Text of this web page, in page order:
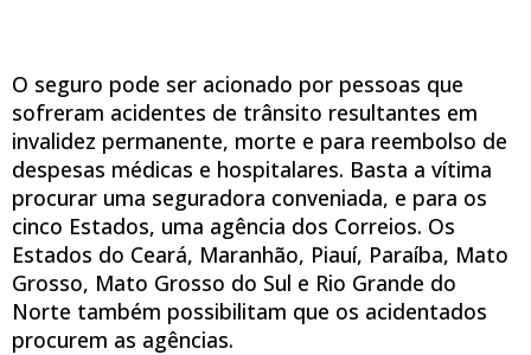
O seguro pode ser acionado por pessoas que
sofreram acidentes de trânsito resultantes em
invalidez permanente, morte e para reembolso de
despesas médicas e hospitalares. Basta a vítima
procurar uma seguradora conveniada, e para os
cinco Estados, uma agência dos Correios. Os
Estados do Ceará, Maranhão, Piauí, Paraíba, Mato
Grosso, Mato Grosso do Sul e Rio Grande do
Norte também possibilitam que os acidentados
procurem as agências.